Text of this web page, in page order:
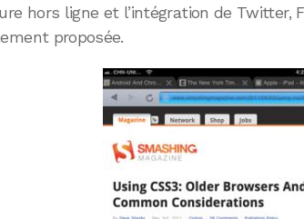
hors ligne et l’intégration de Twitter,
proposée.